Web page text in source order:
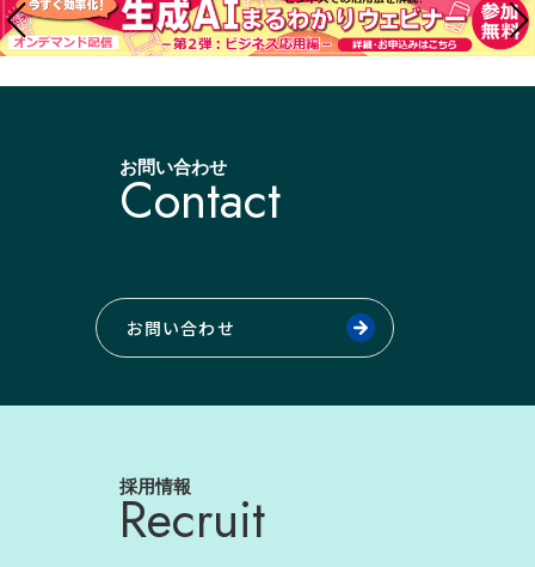
お問い合わせ
Contact
お問い合わせ
採用情報
Recruit